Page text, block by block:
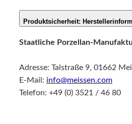
Produktsicherheit:
Staatliche Porzellan-
Adresse: Talstraße 9, 01662
E-Mail: info@meissen.com
Telefon: +49 (0) 3521 / 46 80